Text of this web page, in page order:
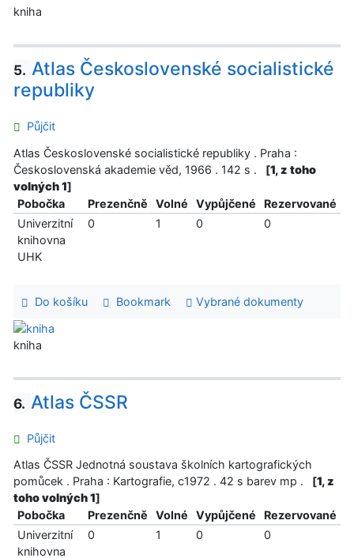
kniha
5. Atlas Československé socialistické
republiky
Půjčit
Atlas Československé socialistické republiky . Praha :
Československá akademie věd, 1966 . 142 s .
[1, z toho
volných 1]
Pobočka
Prezenčně Volné Vypůjčené
Rezervované
Univerzitní
knihovna
UHK
0 1 0 0
Do košíku Bookmark Vybrané dokumenty
kniha
6. Atlas ČSSR
Půjčit
Atlas ČSSR Jednotná soustava školních kartografických
pomůcek . Praha : Kartografie, c1972 . 42 s barev mp .
[1, z
toho volných 1]
Pobočka
Prezenčně Volné Vypůjčené
Rezervované
Univerzitní
knihovna
0 1 0 0